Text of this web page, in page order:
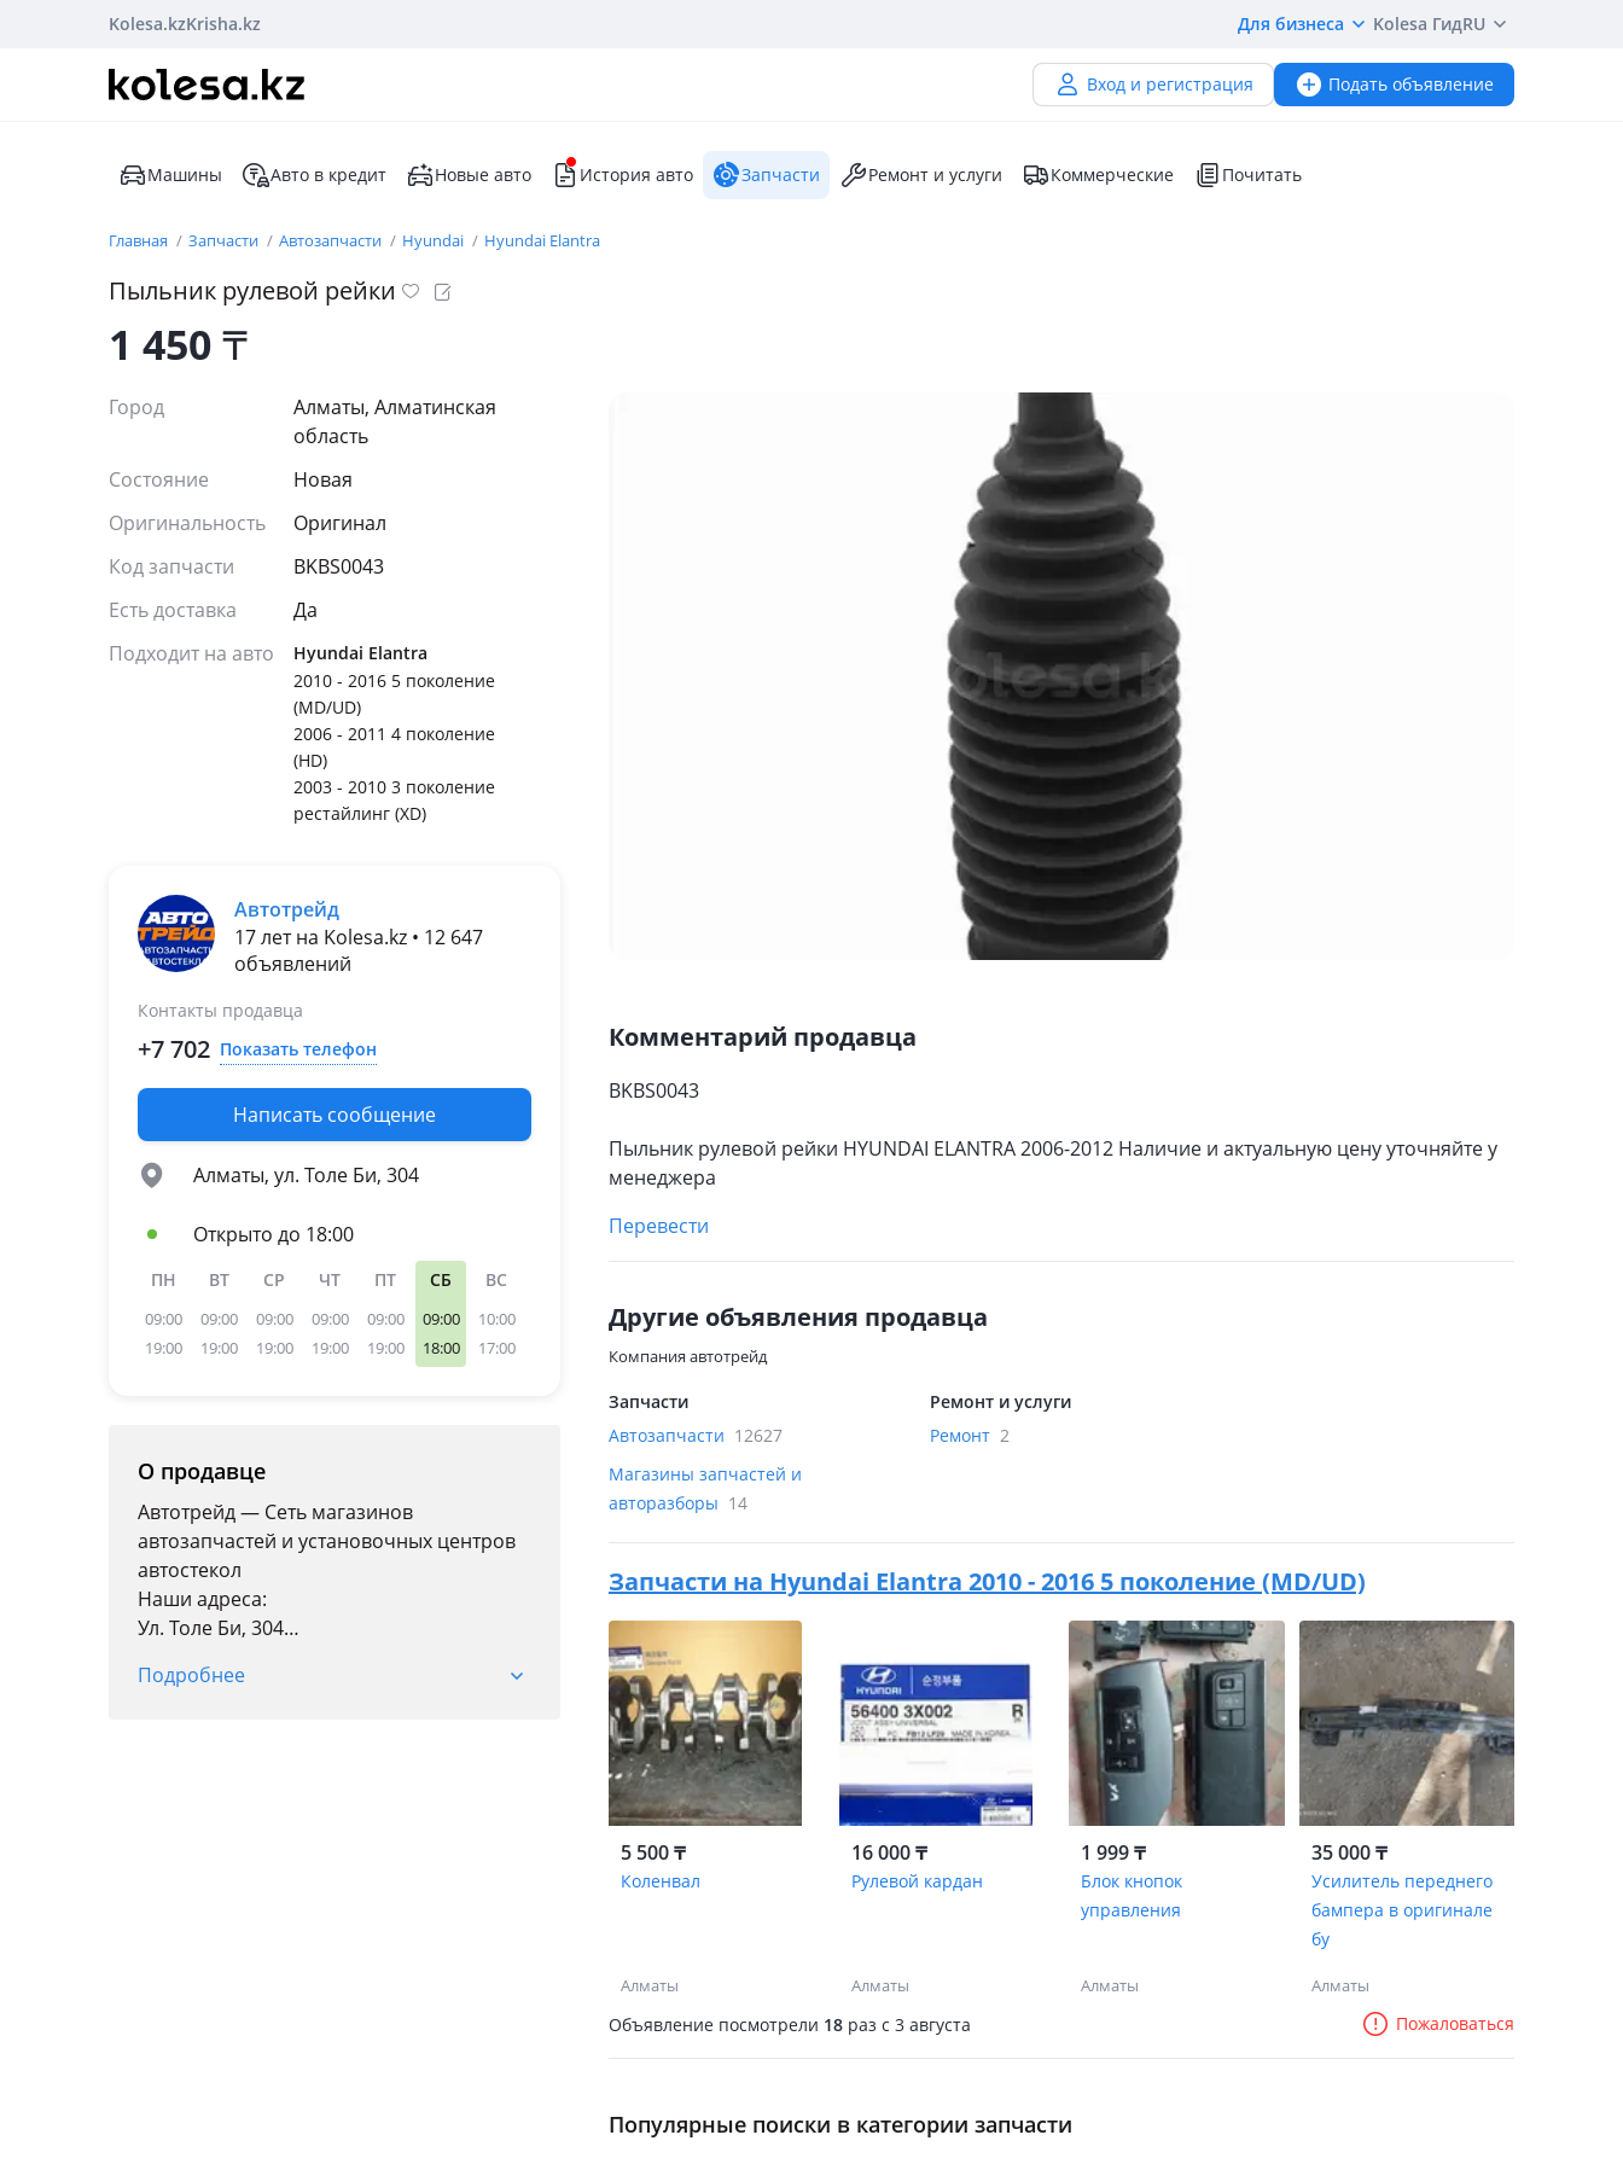
Kolesa.kzKrisha.kz Для бизнеса Kolesa ГидRU
Вход и регистрация Подать объявление
Машины Авто в кредит Новые авто История авто Запчасти Ремонт и услуги Коммерческие Почитать
Главная Запчасти Автозапчасти Hyundai Hyundai Elantra
Пыльник рулевой рейки
1 450₸
Город
Алматы, Алматинская
область
Состояние
Новая
Оригинальность
Оригинал
Код запчасти
BKBS0043
Есть доставка
Да
Подходит на авто
Hyundai Elantra
2010 - 2016 5 поколение
(MD/UD)
2006 - 2011 4 поколение
(HD)
2003 - 2010 3 поколение
рестайлинг (XD)
Автотрейд
17 лет на Kolesa.kz • 12 647
объявлений
Контакты продавца
+7 702 Показать телефон
Написать сообщение
Алматы, ул. Толе Би, 304
Открыто до 18:00
ПН
09:00
19:00
ВТ
09:00
19:00
СР
09:00
19:00
ЧТ
09:00
19:00
ПТ
09:00
19:00
СБ
09:00
18:00
ВС
10:00
17:00
О продавце
Автотрейд — Сеть магазинов
автозапчастей и установочных центров
автостекол
Наши адреса:
Ул. Толе Би, 304
Сб: 09: 00-18: 00
Подробнее
Комментарий продавца
BKBS0043
Пыльник рулевой рейки HYUNDAI ELANTRA 2006-2012 Наличие и актуальную цену уточняйте у
менеджера
Перевести
Другие объявления продавца
Компания автотрейд
Запчасти
Автозапчасти 12627
Магазины запчастей и
авторазборы 14
Ремонт и услуги
Ремонт 2
Запчасти на Hyundai Elantra 2010 - 2016 5 поколение (MD/UD)
5 500 ₸
Коленвал
Алматы
16 000 ₸
Рулевой кардан
Алматы
1 999 ₸
Блок кнопок
управления
Алматы
35 000 ₸
Усилитель переднего
бампера в оригинале
бу
Алматы
Объявление посмотрели 18 раз c 3 августа Пожаловаться
Популярные поиски в категории запчасти